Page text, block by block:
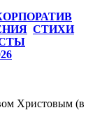
СТИХИ
Христовым (в